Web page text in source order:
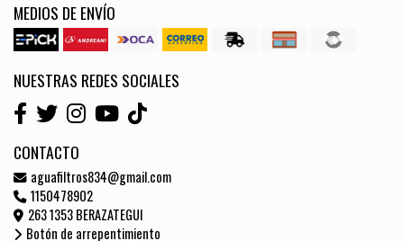
MEDIOS DE ENVÍO
NUESTRAS REDES SOCIALES
CONTACTO
aguafiltros834@gmail.com
1150478902
263 1353 BERAZATEGUI
Botón de arrepentimiento